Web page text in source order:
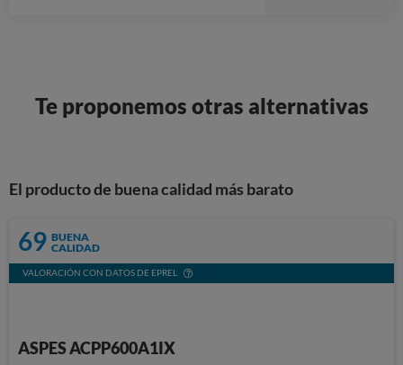
Te proponemos otras alternativas
El producto de buena calidad más barato
69 BUENA
CALIDAD
VALORACIÓN CON DATOS DE EPREL
ASPES ACPP600A1IX